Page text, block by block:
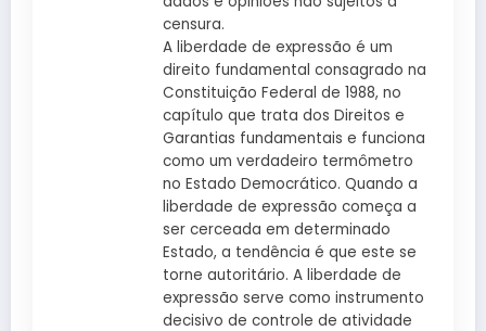
censura.
A liberdade de expressão é um
direito fundamental consagrado na
Constituição Federal de 1988, no
capítulo que trata dos Direitos e
Garantias fundamentais e funciona
como um verdadeiro termômetro
no Estado Democrático. Quando a
liberdade de expressão começa a
ser cerceada em determinado
Estado, a tendência é que este se
torne autoritário. A liberdade de
expressão serve como instrumento
decisivo de controle de atividade